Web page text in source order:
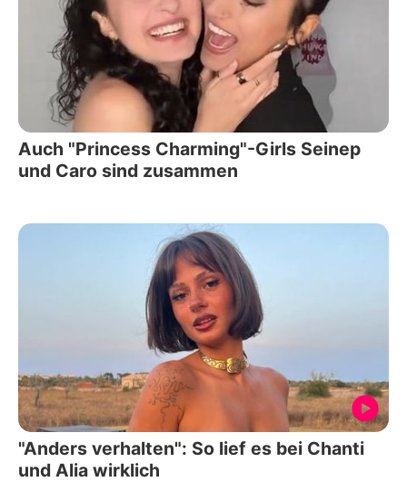
Auch "Princess Charming"-Girls Seinep
und Caro sind zusammen
"Anders verhalten": So lief es bei Chanti
und Alia wirklich